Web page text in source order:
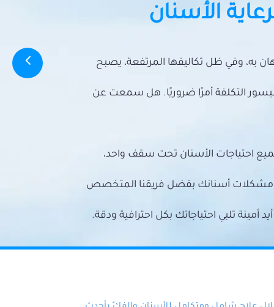
الأسنان
به، وفي ظل تكاليفها المرتفعة، يصبح
التكلفة أمرًا ضروريًا. هل سمعت عن
احتياجات الأسنان تحت سقف واحد،
مشكلات أسنانك بفضل فريقنا المتخصص
تلبي احتياجاتك بكل احترافية ودقة.